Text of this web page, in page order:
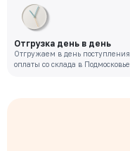
Отгрузка день в день
Отгружаем в день поступления
оплаты со склада в Подмосковье